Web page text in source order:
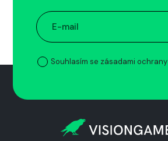
Souhlasím se zásadami